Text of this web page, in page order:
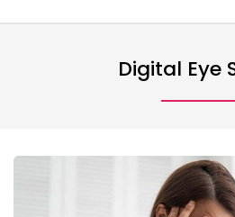
Digital Eye